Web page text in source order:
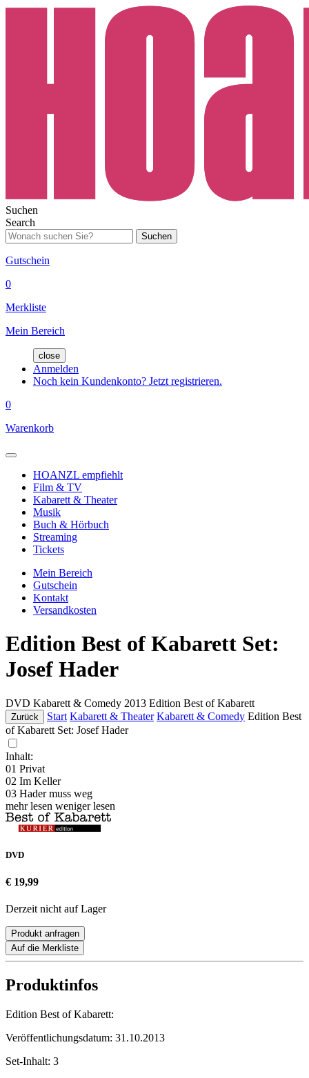
Suchen
Search
Suchen
Gutschein
0
Merkliste
Mein Bereich
close
Anmelden
Noch kein Kundenkonto? Jetzt registrieren.
0
Warenkorb
HOANZL empfiehlt
Film & TV
Kabarett & Theater
Musik
Buch & Hörbuch
Streaming
Tickets
Mein Bereich
Gutschein
Kontakt
Versandkosten
Edition Best of Kabarett Set:
Josef Hader
DVD Kabarett & Comedy 2013 Edition Best of Kabarett
Zurück Start Kabarett & Theater Kabarett & Comedy Edition Best
of Kabarett Set: Josef Hader
Inhalt:
01 Privat
02 Im Keller
03 Hader muss weg
mehr lesen weniger lesen
DVD
€ 19,99
Derzeit nicht auf Lager
Produkt anfragen
Auf die Merkliste
Produktinfos
Edition Best of Kabarett:
Veröffentlichungsdatum: 31.10.2013
Set-Inhalt: 3